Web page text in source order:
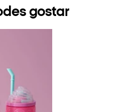
gostar